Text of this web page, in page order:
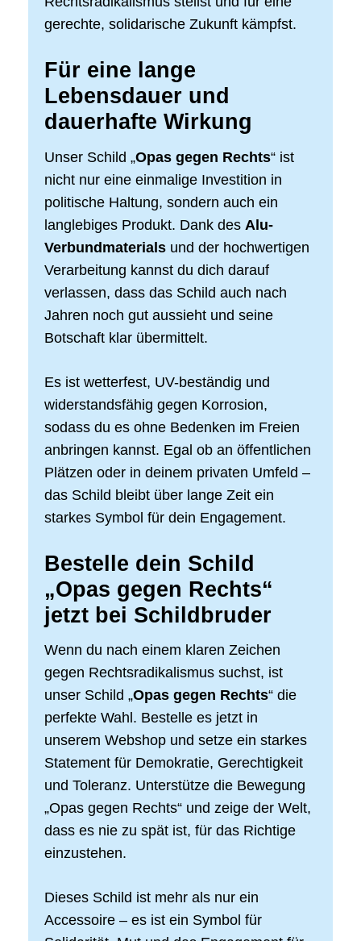
gerechte, solidarische Zukunft kämpfst.
Für eine lange
Lebensdauer und
dauerhafte Wirkung
Unser Schild „Opas gegen Rechts“ ist
nicht nur eine einmalige Investition in
politische Haltung, sondern auch ein
langlebiges Produkt. Dank des Alu-
Verbundmaterials und der hochwertigen
Verarbeitung kannst du dich darauf
verlassen, dass das Schild auch nach
Jahren noch gut aussieht und seine
Botschaft klar übermittelt.
Es ist wetterfest, UV-beständig und
widerstandsfähig gegen Korrosion,
sodass du es ohne Bedenken im Freien
anbringen kannst. Egal ob an öffentlichen
Plätzen oder in deinem privaten Umfeld –
das Schild bleibt über lange Zeit ein
starkes Symbol für dein Engagement.
Bestelle dein Schild
„Opas gegen Rechts“
jetzt bei Schildbruder
Wenn du nach einem klaren Zeichen
gegen Rechtsradikalismus suchst, ist
unser Schild „Opas gegen Rechts“ die
perfekte Wahl. Bestelle es jetzt in
unserem Webshop und setze ein starkes
Statement für Demokratie, Gerechtigkeit
und Toleranz. Unterstütze die Bewegung
„Opas gegen Rechts“ und zeige der Welt,
dass es nie zu spät ist, für das Richtige
einzustehen.
Dieses Schild ist mehr als nur ein
Accessoire – es ist ein Symbol für